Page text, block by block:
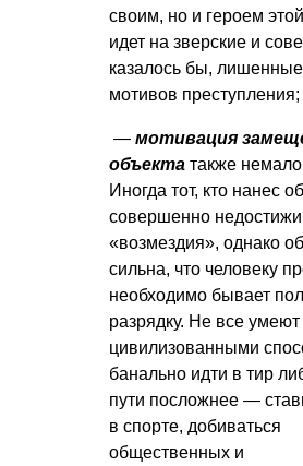
своим, но и героем
идет на зверские и
казалось бы,
мотивов преступления;
— мотивация
объекта также
Иногда тот, кто нанес
совершенно
«возмездия», однако
сильна, что человеку
необходимо бывает
разрядку. Не все умеют
цивилизованными
банально идти в тир
пути посложнее —
в спорте, добиваться
общественных и